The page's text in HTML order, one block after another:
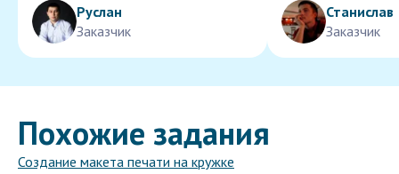
Руслан
Заказчик
Станислав
Заказчик
Похожие задания
Создание макета печати на кружке